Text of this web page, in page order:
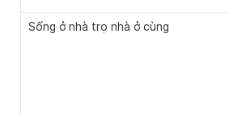
Sống ở nhà trọ nhà ở cùng